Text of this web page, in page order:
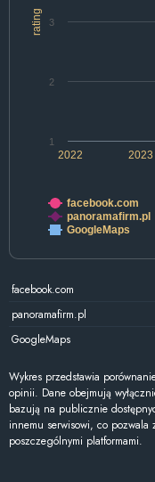
rating
2022 2023
1
2
3
facebook.com
panoramafirm.pl
GoogleMaps
facebook.com
panoramafirm.pl
GoogleMaps
Wykres przedstawia
opinii. Dane obejmują
bazują na publicznie
innemu serwisowi, co
poszczególnymi platformami.